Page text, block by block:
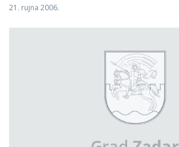
21. rujna 2006.